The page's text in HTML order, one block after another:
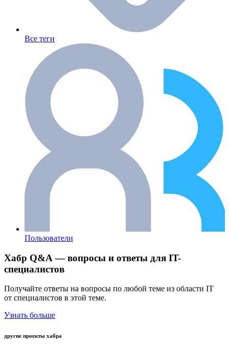
Все теги
Пользователи
Хабр Q&A — вопросы и ответы для IT-
специалистов
Получайте ответы на вопросы по любой теме из области IT
от специалистов в этой теме.
Узнать больше
другие проекты хабра